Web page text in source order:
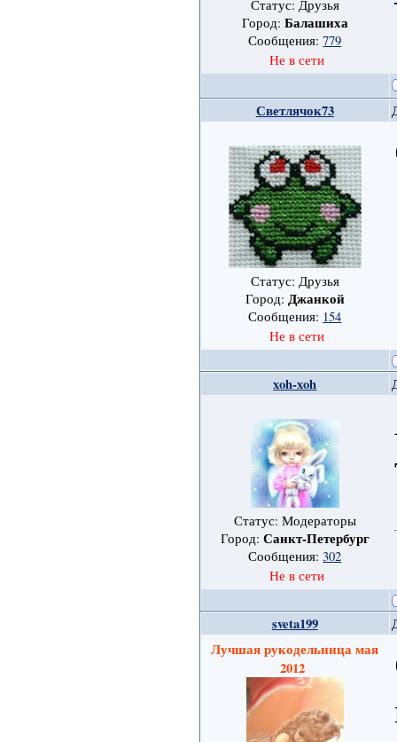
Статус: Друзья
Город: Балашиха
Сообщения:779
Не в сети
Светлячок73
Статус: Друзья
Город: Джанкой
Сообщения: 154
Не в сети
xoh-xoh
Статус: Модераторы
Город: Санкт-Петербург
Сообщения:302
Не в сети
sveta199
Лучшая рукодельница мая
2012